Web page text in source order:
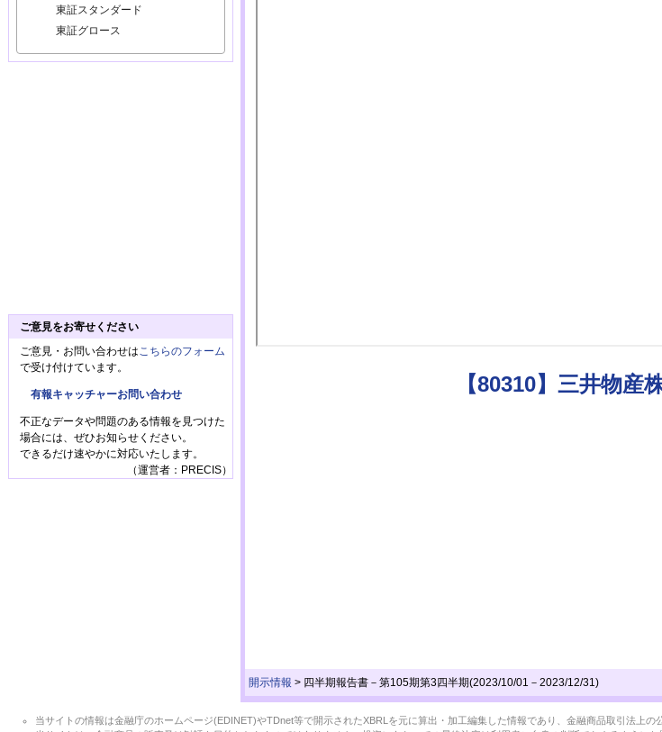
【80310】三井物産
開示情報 > 四半期報告書－第105期第3四半期(2023/10/01－2023/12/31)
東証スタンダード
東証グロース
ご意見をお寄せください
ご意見・お問い合わせは こちらのフォーム
で受け付けています。
有報キャッチャーお問い合わせ
不正なデータや問題のある情報を見つけた
場合には、ぜひお知らせください。
できるだけ速やかに対応いたします。
（運営者：PRECIS）
当サイトの情報は金融庁のホームページ(EDINET)やTDnet等で開示されたXBRLを元に算出・加工編集した情報であり、金融商品取引法上の